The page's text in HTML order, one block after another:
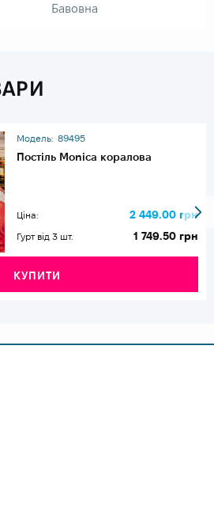
Бавовна
Модель: 89495
Постіль Monica коралова
Ціна: 2 449.00 грн
Гурт від 3 шт. 1 749.50 грн
КУПИТИ